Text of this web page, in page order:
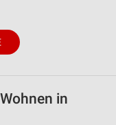
in